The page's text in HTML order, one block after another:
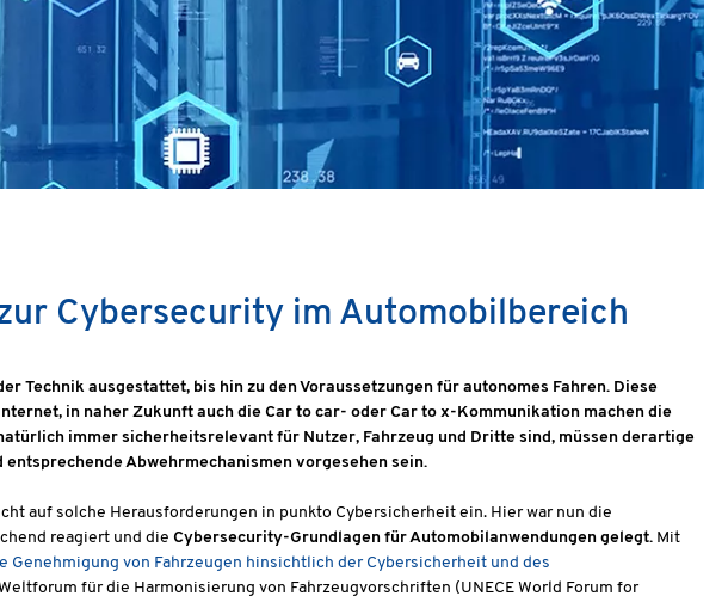
Cybersecurity im Automobilbereich
Technik ausgestattet, bis hin zu den Voraussetzungen für autonomes Fahren. Diese
in naher Zukunft auch die Car to car- oder Car to x-Kommunikation machen die
immer sicherheitsrelevant für Nutzer, Fahrzeug und Dritte sind, müssen derartige
Abwehrmechanismen vorgesehen sein.
auf solche Herausforderungen in punkto Cybersicherheit ein. Hier war nun die
reagiert und die Cybersecurity-Grundlagen für Automobilanwendungen gelegt. Mit
von Fahrzeugen hinsichtlich der Cybersicherheit und des
für die Harmonisierung von Fahrzeugvorschriften (UNECE World Forum for